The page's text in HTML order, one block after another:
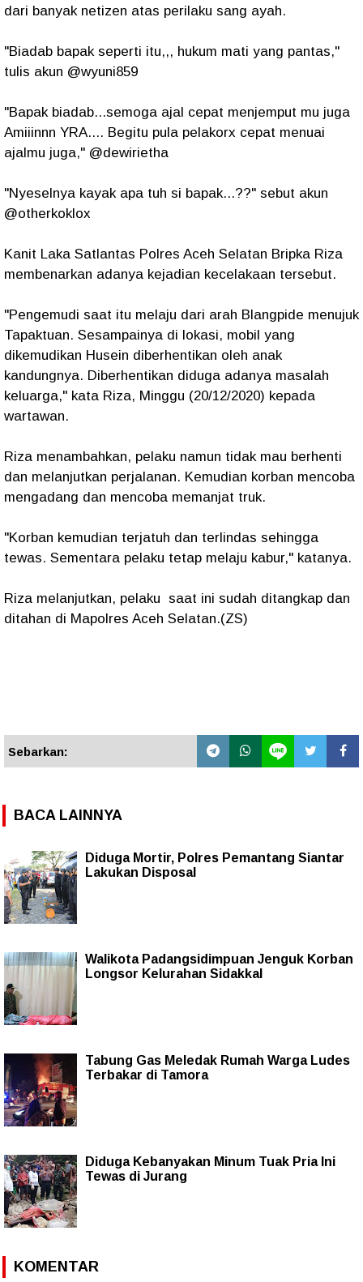
dari banyak netizen atas perilaku sang ayah.
"Biadab bapak seperti itu,,, hukum mati yang pantas,"
tulis akun @wyuni859
"Bapak biadab...semoga ajal cepat menjemput mu juga
Amiiinnn YRA.... Begitu pula pelakorx cepat menuai
ajalmu juga," @dewirietha
"Nyeselnya kayak apa tuh si bapak...??" sebut akun
@otherkoklox
Kanit Laka Satlantas Polres Aceh Selatan Bripka Riza
membenarkan adanya kejadian kecelakaan tersebut.
"Pengemudi saat itu melaju dari arah Blangpide menujuk
Tapaktuan. Sesampainya di lokasi, mobil yang
dikemudikan Husein diberhentikan oleh anak
kandungnya. Diberhentikan diduga adanya masalah
keluarga," kata Riza, Minggu (20/12/2020) kepada
wartawan.
Riza menambahkan, pelaku namun tidak mau berhenti
dan melanjutkan perjalanan. Kemudian korban mencoba
mengadang dan mencoba memanjat truk.
"Korban kemudian terjatuh dan terlindas sehingga
tewas. Sementara pelaku tetap melaju kabur," katanya.
Riza melanjutkan, pelaku saat ini sudah ditangkap dan
ditahan di Mapolres Aceh Selatan.(ZS)
Sebarkan:
BACA LAINNYA
Diduga Mortir, Polres Pemantang Siantar
Lakukan Disposal
Walikota Padangsidimpuan Jenguk Korban
Longsor Kelurahan Sidakkal
Tabung Gas Meledak Rumah Warga Ludes
Terbakar di Tamora
Diduga Kebanyakan Minum Tuak Pria Ini
Tewas di Jurang
KOMENTAR